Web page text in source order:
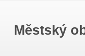
Městský